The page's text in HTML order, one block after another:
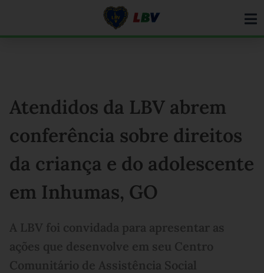
Atendidos da LBV abrem
conferência sobre direitos
da criança e do adolescente
em Inhumas, GO
A LBV foi convidada para apresentar as
ações que desenvolve em seu Centro
Comunitário de Assistência Social